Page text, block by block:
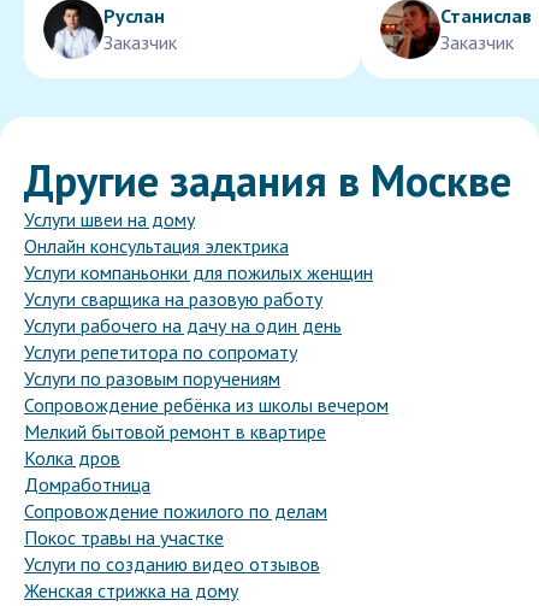
Руслан
Заказчик
Станислав
Заказчик
Другие задания в Москве
Услуги швеи на дому
Онлайн консультация электрика
Услуги компаньонки для пожилых женщин
Услуги сварщика на разовую работу
Услуги рабочего на дачу на один день
Услуги репетитора по сопромату
Услуги по разовым поручениям
Сопровождение ребёнка из школы вечером
Мелкий бытовой ремонт в квартире
Колка дров
Домработница
Сопровождение пожилого по делам
Покос травы на участке
Услуги по созданию видео отзывов
Женская стрижка на дому